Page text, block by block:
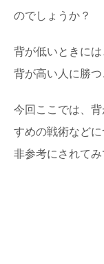
のでしょうか？
背が低いときに
背が高い人に勝
今回ここでは、
すめの戦術など
非参考にされてみ